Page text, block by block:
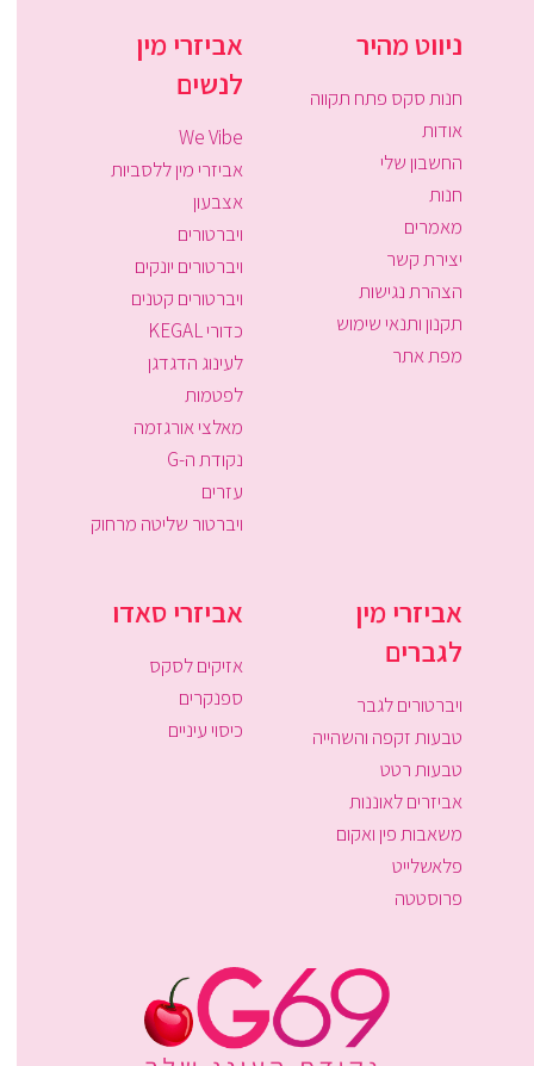
ניווט מהיר
חנות סקס פתח תקווה
אודות
החשבון שלי
חנות
מאמרים
יצירת קשר
הצהרת נגישות
תקנון ותנאי שימוש
מפת אתר
אביזרי מין
לנשים
We Vibe
אביזרי מין ללסביות
אצבעון
ויברטורים
ויברטורים יונקים
ויברטורים קטנים
כדורי KEGAL
לעינוג הדגדגן
לפטמות
מאלצי אורגזמה
נקודת ה-G
עזרים
ויברטור שליטה מרחוק
אביזרי מין
לגברים
ויברטורים לגבר
טבעות זקפה והשהייה
טבעות רטט
אביזרים לאוננות
משאבות פין ואקום
פלאשלייט
פרוסטטה
אביזרי סאדו
אזיקים לסקס
ספנקרים
כיסוי עיניים